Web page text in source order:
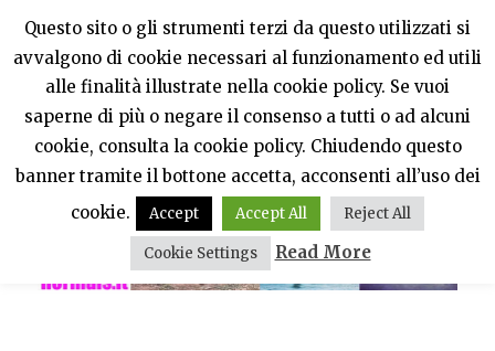
PercheNONEssereNormali?
MENU
Questo sito o gli strumenti terzi da questo utilizzati si
avvalgono di cookie necessari al funzionamento ed utili
alle finalità illustrate nella cookie policy. Se vuoi
saperne di più o negare il consenso a tutti o ad alcuni
cookie, consulta la cookie policy. Chiudendo questo
banner tramite il bottone accetta, acconsenti all’uso dei
cookie.
Accept Accept All Reject All
Cookie Settings Read More